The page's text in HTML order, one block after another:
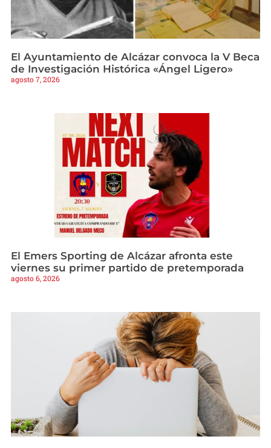
El Ayuntamiento de Alcázar convoca la V Beca
de Investigación Histórica «Ángel Ligero»
agosto 7, 2026
El Emers Sporting de Alcázar afronta este
viernes su primer partido de pretemporada
agosto 6, 2026